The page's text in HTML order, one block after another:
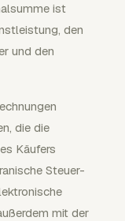
ist
den
und den
die die
Käufers
Steuer-
mit der